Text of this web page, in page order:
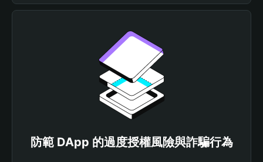
防範 DApp 的過度授權風險與詐騙行為